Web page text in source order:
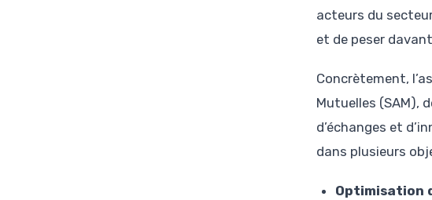
acteurs du
et de peser
Concrètement,
Mutuelles (SAM),
d’échanges et
dans plusieurs
Optimisation